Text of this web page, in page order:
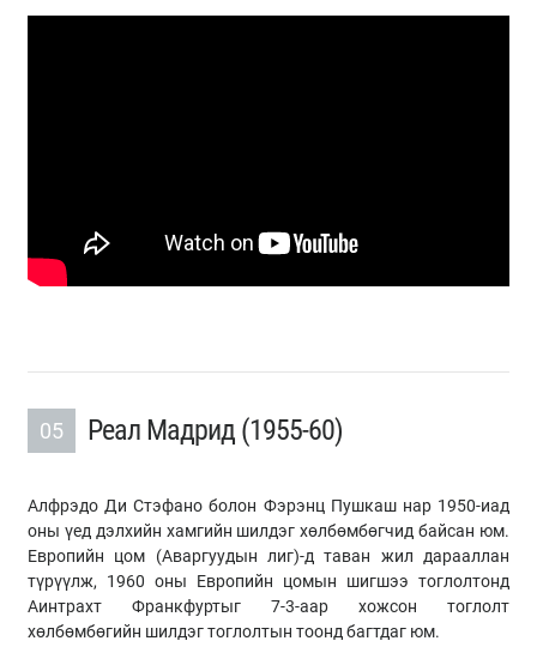
05 Реал Мадрид (1955-60)
Алфрэдо Ди Стэфано болон Фэрэнц Пушкаш нар 1950-иад
оны үед дэлхийн хамгийн шилдэг хөлбөмбөгчид байсан юм.
Европийн цом (Аваргуудын лиг)-д таван жил дарааллан
түрүүлж, 1960 оны Европийн цомын шигшээ тоглолтонд
Аинтрахт Франкфуртыг 7-3-аар хожсон тоглолт
хөлбөмбөгийн шилдэг тоглолтын тоонд багтдаг юм.